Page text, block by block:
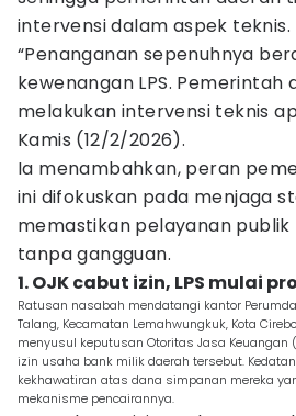
intervensi dalam aspek teknis.
“Penanganan sepenuhnya
kewenangan LPS. Pemerintah
melakukan intervensi teknis
Kamis (12/2/2026).
Ia menambahkan, peran
ini difokuskan pada menjaga
memastikan pelayanan
tanpa gangguan.
1. OJK cabut izin, LPS mulai
Ratusan nasabah mendatangi kantor Perumda
Talang, Kecamatan Lemahwungkuk, Kota
menyusul keputusan Otoritas Jasa Keuangan
izin usaha bank milik daerah tersebut.
kekhawatiran atas dana simpanan mereka
mekanisme pencairannya.